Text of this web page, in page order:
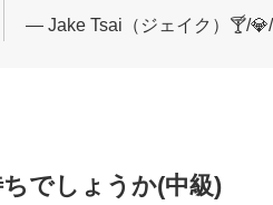
— Jake Tsai（ジェイク）🍸️/
でしょうか(中級)